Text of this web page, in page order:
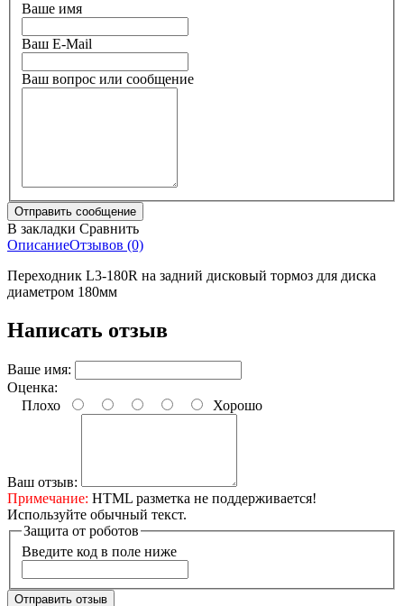
Ваше имя
Ваш E-Mail
Ваш вопрос или сообщение
В закладки Сравнить
ОписаниеОтзывов (0)
Переходник L3-180R на задний дисковый тормоз для диска
диаметром 180мм
Написать отзыв
Ваше имя:
Оценка:
Плохо
Хорошо
Ваш отзыв:
Примечание: HTML разметка не поддерживается!
Используйте обычный текст.
Защита от роботов
Введите код в поле ниже
Отправить отзыв